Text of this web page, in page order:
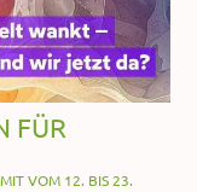
FÜR
VOM 12. BIS 23.